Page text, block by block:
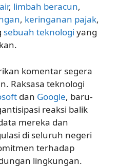
air, limbah beracun,
, keringanan pajak,
sebuah teknologi yang
komentar segera
Raksasa teknologi
dan Google, baru-
reaksi balik
mereka dan
di seluruh negeri
terhadap
lingkungan.